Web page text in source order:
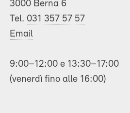
3000 Berna 6
Tel. 031 357 57 57
Email
9:00–12:00 e 13:30–17:00
(venerdì fino alle 16:00)